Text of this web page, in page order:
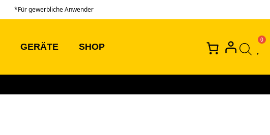
*Für gewerbliche Anwender
GERÄTE SHOP